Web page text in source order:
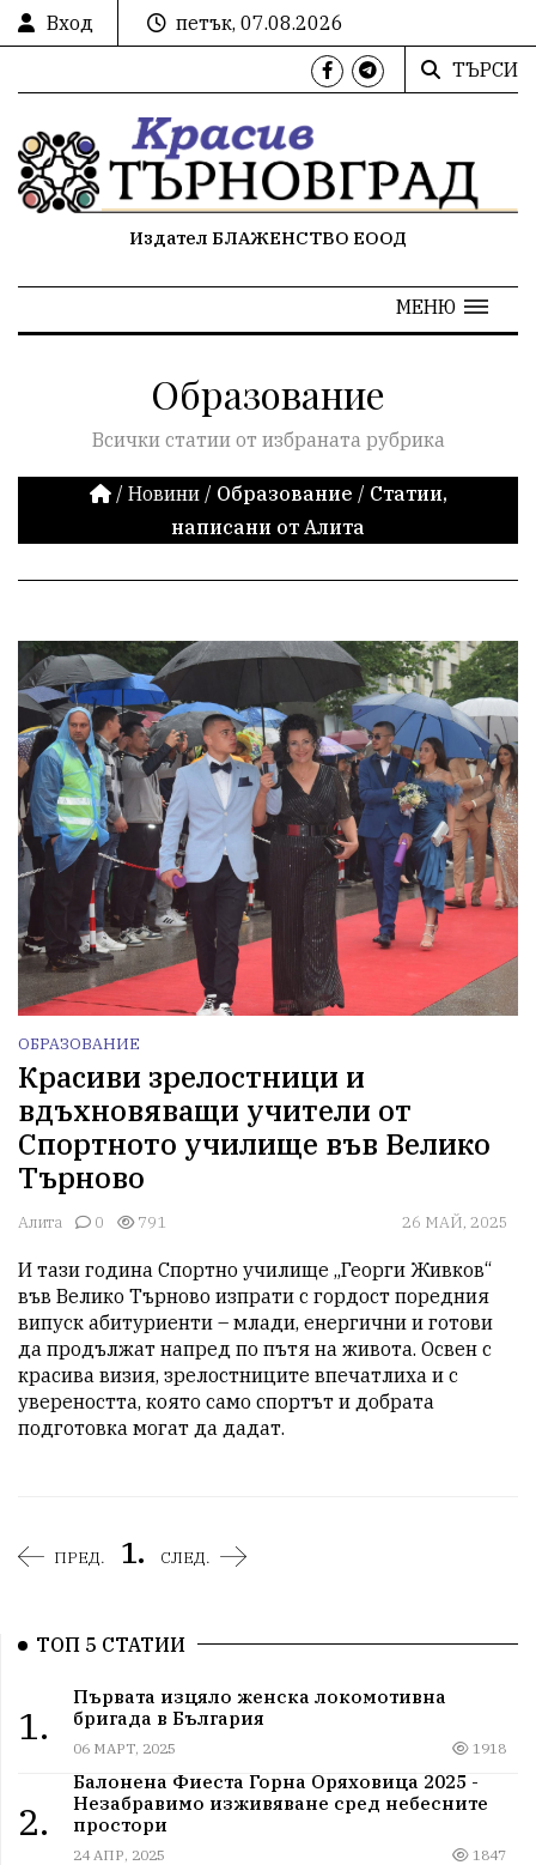
Вход
петък, 07.08.2026
ТЪРСИ
Издател БЛАЖЕНСТВО ЕООД
МЕНЮ
Образование
Всички статии от избраната рубрика
/ Новини / Образование / Статии,
написани от Алита
ОБРАЗОВАНИЕ
Красиви зрелостници и
вдъхновяващи учители от
Спортното училище във Велико
Търново
Алита 0 791 26 МАЙ, 2025
И тази година Спортно училище „Георги Живков“
във Велико Търново изпрати с гордост поредния
випуск абитуриенти – млади, енергични и готови
да продължат напред по пътя на живота. Освен с
красива визия, зрелостниците впечатлиха и с
увереността, която само спортът и добрата
подготовка могат да дадат.
ПРЕД. 1. СЛЕД.
ТОП 5 СТАТИИ
1.
Първата изцяло женска локомотивна
бригада в България
06 МАРТ, 2025 1918
2.
Балонена Фиеста Горна Оряховица 2025 -
Незабравимо изживяване сред небесните
простори
24 АПР, 2025 1847